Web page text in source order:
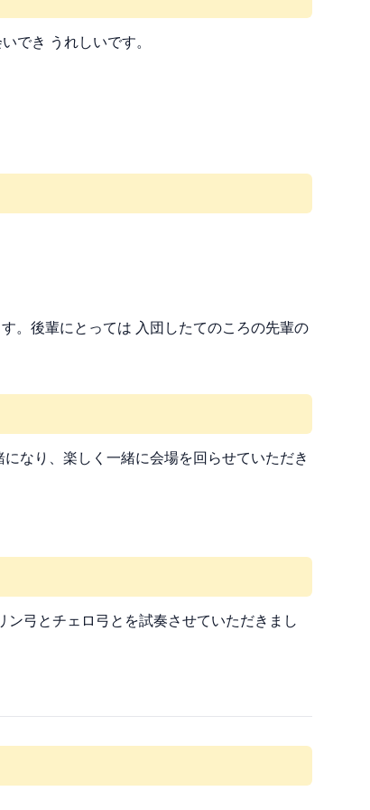
でき うれしいです。
。後輩にとっては 入団したてのころの先輩の
なり、楽しく一緒に会場を回らせていただき
弓とチェロ弓とを試奏させていただきまし